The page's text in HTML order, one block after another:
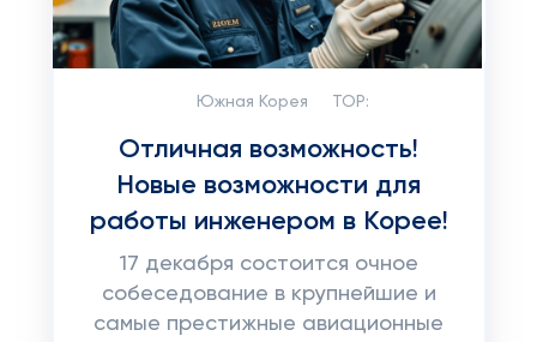
Южная Корея TOP:
Отличная возможность!
Новые возможности для
работы инженером в Корее!
17 декабря состоится очное
собеседование в крупнейшие и
самые престижные авиационные